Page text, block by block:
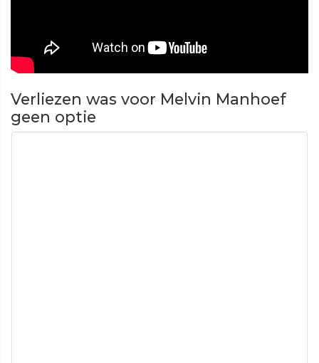
Verliezen was voor Melvin Manhoef
geen optie